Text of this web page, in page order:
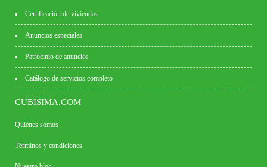
Certificación de viviendas
Anuncios especiales
Patrocinio de anuncios
Catálogo de servicios completo
CUBISIMA.COM
Quiénes somos
Términos y condiciones